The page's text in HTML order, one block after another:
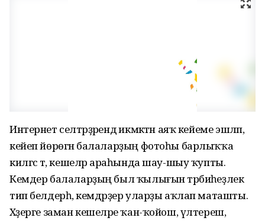
Интернет селтәрҙәрендә икмәктән аяҡ кейеме эшләп,
кейеп йөрөгән балаларҙың фотоһы барлыҡҡа
килгәс тә, кешеләр араһында шау-шыу ҡупты.
Кемдер балаларҙың был ҡылығын тәрбиәһеҙлек
тип белдерһә, кемдәрҙер уларҙы аҡлап маташты.
Хәҙерге заман кешеләре ҡан-ҡойош, үлтереш,